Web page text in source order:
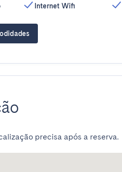
Internet Wifi
precisa após a reserva.